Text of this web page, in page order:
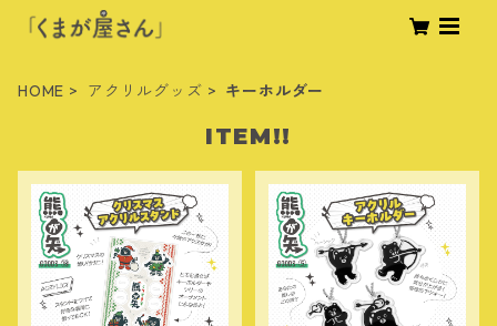
HOME アクリルグッズ キーホルダー
ITEM!!